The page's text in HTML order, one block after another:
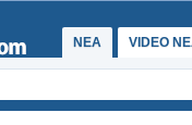
ΝΕΑ VIDEO